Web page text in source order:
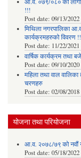
!!!
Post date: 09/13/
मिथिला नगरपालिका
कार्यक्रमहरुको विवरण
Post date: 11/22/
वार्षिक कार्यक्रम तथा
Post date: 09/10/
महिला तथा वाल
चरणहरु
Post date: 02/08/
योजना तथा परियोजना
आ.व. २०७८/७९ को नवौं
Post date: 05/18/